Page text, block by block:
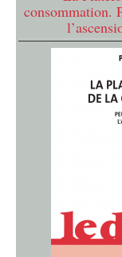
consommation.